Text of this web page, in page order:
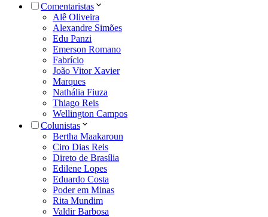
Comentaristas
Alê Oliveira
Alexandre Simões
Edu Panzi
Emerson Romano
Fabrício
João Vitor Xavier
Marques
Nathália Fiuza
Thiago Reis
Wellington Campos
Colunistas
Bertha Maakaroun
Ciro Dias Reis
Direto de Brasília
Edilene Lopes
Eduardo Costa
Poder em Minas
Rita Mundim
Valdir Barbosa